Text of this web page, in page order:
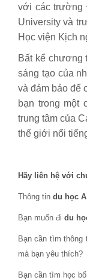
với các trường
University và
Học viện Kịch
Bất kể chương
sáng tạo của
và đảm bảo để
bạn trong một
trung tâm của
thế giới nổi
Hãy liên hệ với
Thông tin du học
Bạn muốn đi du
Bạn cần tìm thông
mà bạn yêu thích?
Bạn cần tìm học